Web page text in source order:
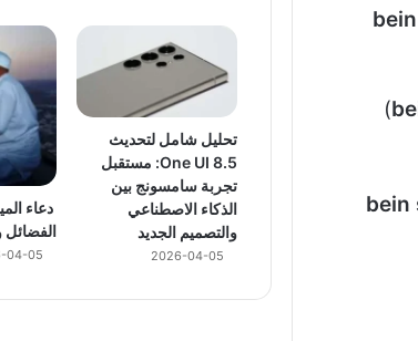
)
bein
تحليل شامل لتحديث
One UI 8.5: مستقبل
تجربة سامسونج بين
الذكاء الاصطناعي
والتصميم الجديد
2026-04-05
دعاء
الفضائل
04-05